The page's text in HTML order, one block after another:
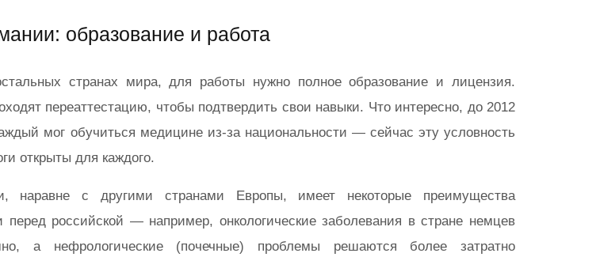
образование и работа
странах мира, для работы нужно полное образование и лицензия.
переаттестацию, чтобы подтвердить свои навыки. Что интересно, до 2012
мог обучиться медицине из-за национальности — сейчас эту условность
открыты для каждого.
наравне с другими странами Европы, имеет некоторые преимущества
перед российской — например, онкологические заболевания в стране немцев
а нефрологические (почечные) проблемы решаются более затратно